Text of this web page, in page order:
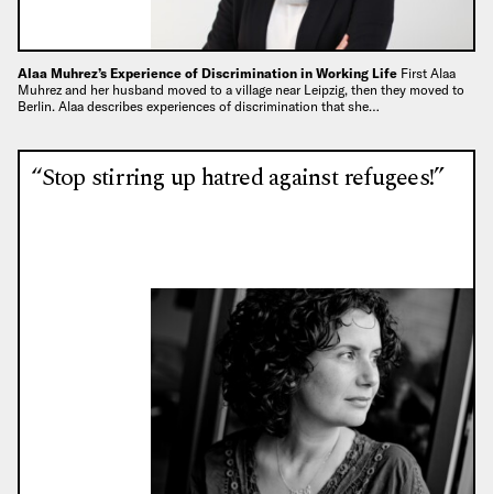
Alaa Muhrez’s Experience of Discrimination in Working Life First Alaa
Muhrez and her husband moved to a village near Leipzig, then they moved to
Berlin. Alaa describes experiences of discrimination that she…
“Stop stirring up hatred against refugees!”